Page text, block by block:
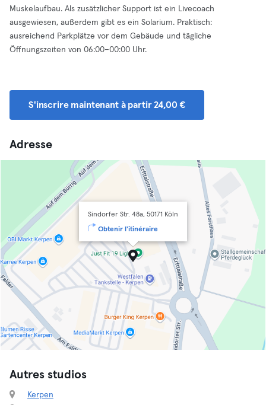
Muskelaufbau. Als zusätzlicher Support ist ein Livecoach
ausgewiesen, außerdem gibt es ein Solarium. Praktisch:
ausreichend Parkplätze vor dem Gebäude und tägliche
Öffnungszeiten von 06:00–00:00 Uhr.
S'inscrire maintenant à partir 24,00 €
Adresse
Sindorfer Str. 48a, 50171 Köln
Obtenir l'itinéraire
Autres studios
Kerpen